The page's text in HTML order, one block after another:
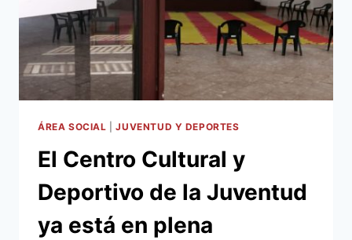
EDICIÓN
DEL
CONCURSO
DE
EMPRENDEDURISMO
CRECE
ÁREA SOCIAL |JUVENTUD Y DEPORTES
El Centro Cultural y
Deportivo de la Juventud
ya está en plena